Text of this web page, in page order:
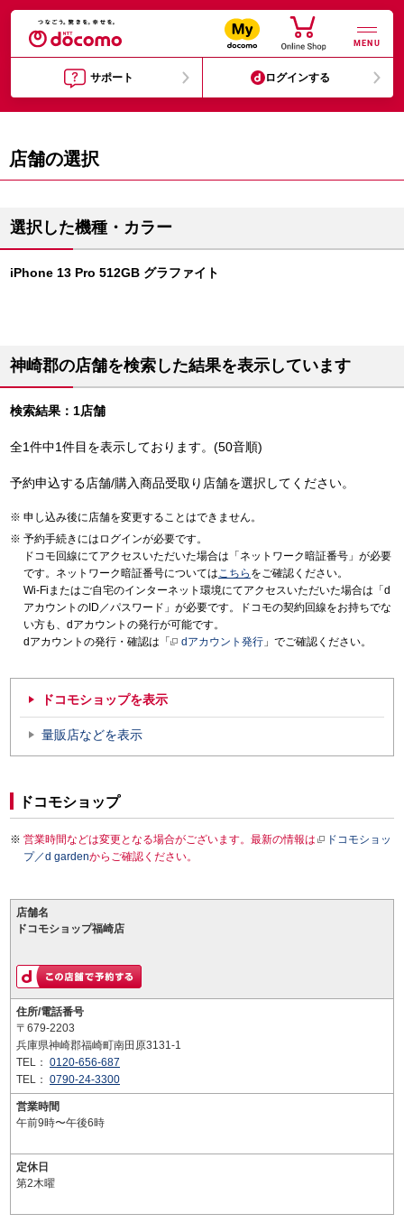
MENU
サポート ログインする
店舗の選択
選択した機種・カラー
iPhone 13 Pro 512GB グラファイト
神崎郡の店舗を検索した結果を表示しています
検索結果：1店舗
全1件中1件目を表示しております。(50音順)
予約申込する店舗/購入商品受取り店舗を選択してください。
申し込み後に店舗を変更することはできません。
予約手続きにはログインが必要です。
ドコモ回線にてアクセスいただいた場合は「ネットワーク暗証番号」が必要
です。ネットワーク暗証番号についてはこちら をご確認ください。
Wi-Fiまたはご自宅のインターネット環境にてアクセスいただいた場合は「d
アカウントのID／パスワード」が必要です。ドコモの契約回線をお持ちでな
い方も、dアカウントの発行が可能です。
dアカウントの発行・確認は「
dアカウント発行 」でご確認ください。
ドコモショップを表示
量販店などを表示
ドコモショップ
営業時間などは変更となる場合がございます。最新の情報は
ドコモショッ
プ／d gardenからご確認ください。
店舗名
ドコモショップ福崎店
住所/電話番号
〒679-2203
兵庫県神崎郡福崎町南田原3131-1
TEL： 0120-656-687
TEL： 0790-24-3300
営業時間
午前9時〜午後6時
定休日
第2木曜